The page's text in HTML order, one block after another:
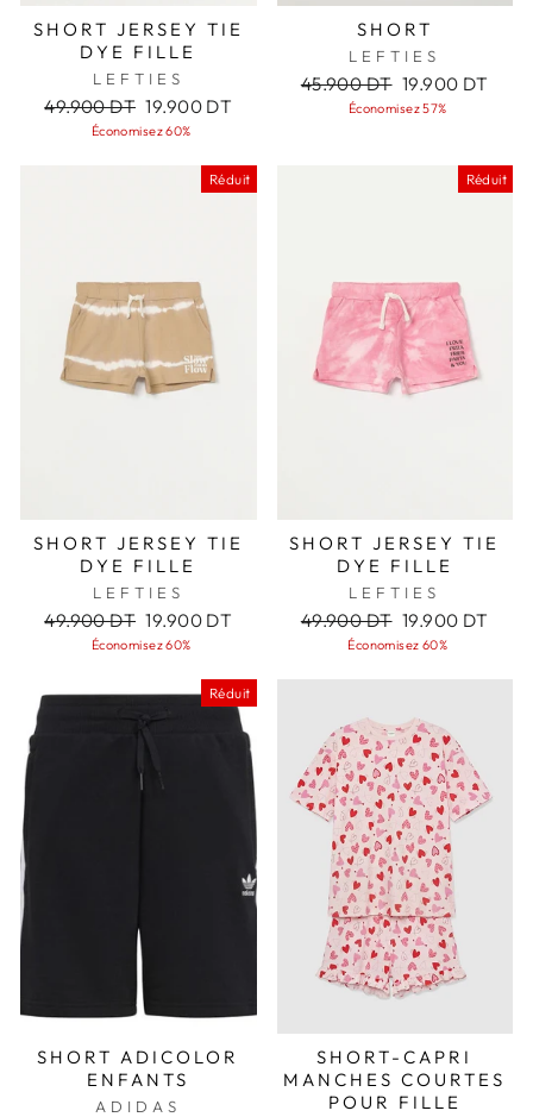
SHORT JERSEY TIE
DYE FILLE
LEFTIES
Prix
régulier
49.900 DT Prix
réduit
19.900 DT
Économisez 60%
SHORT
LEFTIES
Prix
régulier
45.900 DT Prix
réduit
19.900 DT
Économisez 57%
Réduit
SHORT JERSEY TIE
DYE FILLE
LEFTIES
Prix
régulier
49.900 DT Prix
réduit
19.900 DT
Économisez 60%
Réduit
SHORT JERSEY TIE
DYE FILLE
LEFTIES
Prix
régulier
49.900 DT Prix
réduit
19.900 DT
Économisez 60%
Réduit
SHORT ADICOLOR
ENFANTS
ADIDAS
SHORT-CAPRI
MANCHES COURTES
POUR FILLE